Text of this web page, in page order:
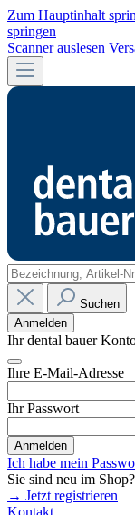
Zum Hauptinhalt
springen
Scanner auslesen
Suchen
Anmelden
Ihr dental bauer
Ihre E-Mail-Adresse
Ihr Passwort
Anmelden
Ich habe mein
Sie sind neu im Shop?
→ Jetzt registrieren
Kontakt